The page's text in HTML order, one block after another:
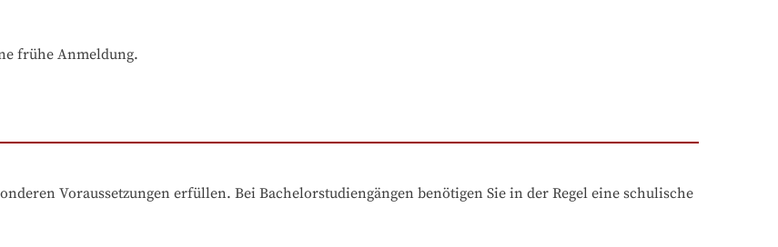
frühe Anmeldung.
Voraussetzungen erfüllen. Bei Bachelorstudiengängen benötigen Sie in der Regel eine schulische